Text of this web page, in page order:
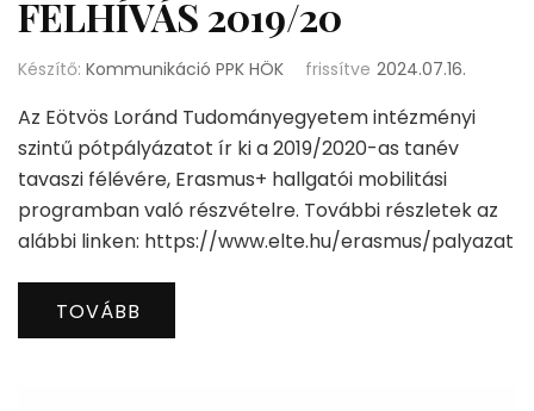
FELHÍVÁS 2019/20
Készítő: Kommunikáció PPK HÖK frissítve 2024.07.16.
Az Eötvös Loránd Tudományegyetem intézményi
szintű pótpályázatot ír ki a 2019/2020-as tanév
tavaszi félévére, Erasmus+ hallgatói mobilitási
programban való részvételre. További részletek az
alábbi linken: https://www.elte.hu/erasmus/palyazat
TOVÁBB